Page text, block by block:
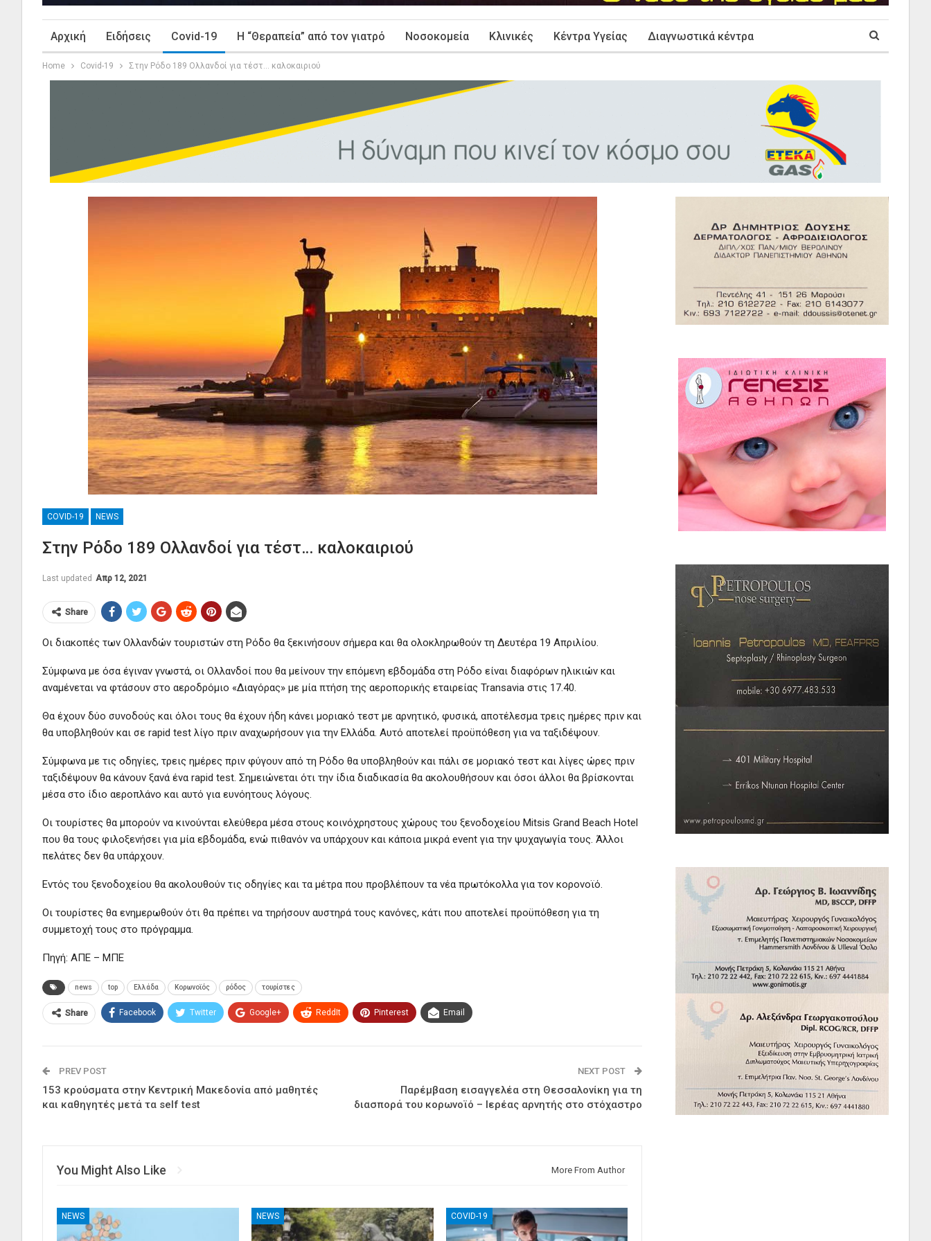
Αρχική Ειδήσεις Covid-19 Η “Θεραπεία” από τον γιατρό Νοσοκομεία Κλινικές Κέντρα Υγείας Διαγνωστικά κέντρα
Home Covid-19 Στην Ρόδο 189 Ολλανδοί για τέστ… καλοκαιριού
COVID-19 NEWS
Στην Ρόδο 189 Ολλανδοί για τέστ… καλοκαιριού
Last updated Απρ 12, 2021
Share
Οι διακοπές των Ολλανδών τουριστών στη Ρόδο θα ξεκινήσουν σήμερα και θα ολοκληρωθούν τη Δευτέρα 19 Απριλίου.
Σύμφωνα με όσα έγιναν γνωστά, οι Ολλανδοί που θα μείνουν την επόμενη εβδομάδα στη Ρόδο είναι διαφόρων ηλικιών και
αναμένεται να φτάσουν στο αεροδρόμιο «Διαγόρας» με μία πτήση της αεροπορικής εταιρείας Transavia στις 17.40.
Θα έχουν δύο συνοδούς και όλοι τους θα έχουν ήδη κάνει μοριακό τεστ με αρνητικό, φυσικά, αποτέλεσμα τρεις ημέρες πριν και
θα υποβληθούν και σε rapid test λίγο πριν αναχωρήσουν για την Ελλάδα. Αυτό αποτελεί προϋπόθεση για να ταξιδέψουν.
Σύμφωνα με τις οδηγίες, τρεις ημέρες πριν φύγουν από τη Ρόδο θα υποβληθούν και πάλι σε μοριακό τεστ και λίγες ώρες πριν
ταξιδέψουν θα κάνουν ξανά ένα rapid test. Σημειώνεται ότι την ίδια διαδικασία θα ακολουθήσουν και όσοι άλλοι θα βρίσκονται
μέσα στο ίδιο αεροπλάνο και αυτό για ευνόητους λόγους.
Οι τουρίστες θα μπορούν να κινούνται ελεύθερα μέσα στους κοινόχρηστους χώρους του ξενοδοχείου Mitsis Grand Beach Hotel
που θα τους φιλοξενήσει για μία εβδομάδα, ενώ πιθανόν να υπάρχουν και κάποια μικρά event για την ψυχαγωγία τους. Άλλοι
πελάτες δεν θα υπάρχουν.
Εντός του ξενοδοχείου θα ακολουθούν τις οδηγίες και τα μέτρα που προβλέπουν τα νέα πρωτόκολλα για τον κορονοϊό.
Οι τουρίστες θα ενημερωθούν ότι θα πρέπει να τηρήσουν αυστηρά τους κανόνες, κάτι που αποτελεί προϋπόθεση για τη
συμμετοχή τους στο πρόγραμμα.
Πηγή: ΑΠΕ – ΜΠΕ
news top Ελλάδα Κορωνοϊός ρόδος τουρίστες
Share Facebook Twitter Google+ ReddIt Pinterest Email
PREV POST
153 κρούσματα στην Κεντρική Μακεδονία από μαθητές
και καθηγητές μετά τα self test
NEXT POST
Παρέμβαση εισαγγελέα στη Θεσσαλονίκη για τη
διασπορά του κορωνοϊό – Ιερέας αρνητής στο στόχαστρο
You Might Also Like More From Author
NEWS NEWS COVID-19